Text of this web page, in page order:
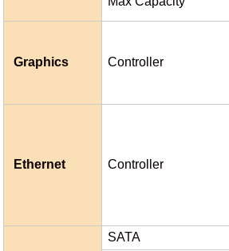
Graphics Controller
Ethernet Controller
SATA